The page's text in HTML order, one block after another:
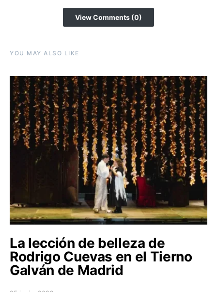
View Comments (0)
YOU MAY ALSO LIKE
La lección de belleza de
Rodrigo Cuevas en el Tierno
Galván de Madrid